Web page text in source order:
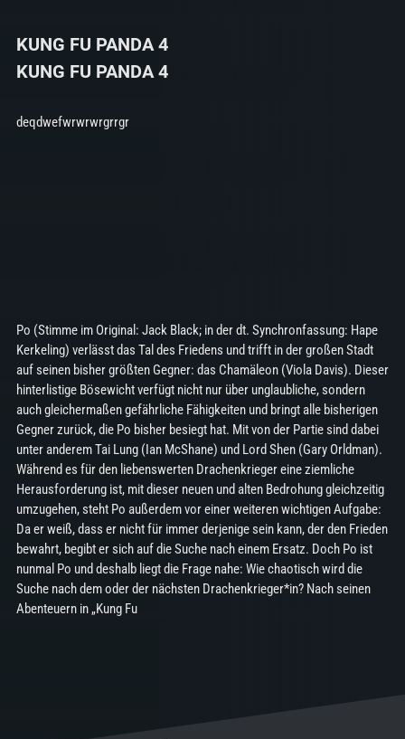
KUNG FU PANDA 4
KUNG FU PANDA 4
deqdwefwrwrwrgrrgr
Po (Stimme im Original: Jack Black; in der dt. Synchronfassung: Hape
Kerkeling) verlässt das Tal des Friedens und trifft in der großen Stadt
auf seinen bisher größten Gegner: das Chamäleon (Viola Davis). Dieser
hinterlistige Bösewicht verfügt nicht nur über unglaubliche, sondern
auch gleichermaßen gefährliche Fähigkeiten und bringt alle bisherigen
Gegner zurück, die Po bisher besiegt hat. Mit von der Partie sind dabei
unter anderem Tai Lung (Ian McShane) und Lord Shen (Gary Orldman).
Während es für den liebenswerten Drachenkrieger eine ziemliche
Herausforderung ist, mit dieser neuen und alten Bedrohung gleichzeitig
umzugehen, steht Po außerdem vor einer weiteren wichtigen Aufgabe:
Da er weiß, dass er nicht für immer derjenige sein kann, der den Frieden
bewahrt, begibt er sich auf die Suche nach einem Ersatz. Doch Po ist
nunmal Po und deshalb liegt die Frage nahe: Wie chaotisch wird die
Suche nach dem oder der nächsten Drachenkrieger*in? Nach seinen
Abenteuern in „Kung Fu